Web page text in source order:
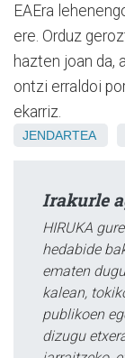
EAEra
ere. Orduz
hazten joan da,
ontzi erraldoi
ekarriz.
JENDARTEA
Irakurle
HIRUKA
hedabide
ematen
kalean,
publikoen
dizugu